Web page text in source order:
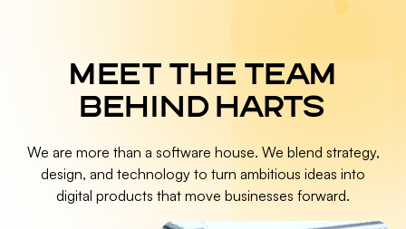
MEET THE TEAM
BEHIND HARTS
We are more than a software house. We blend strategy,
design, and technology to turn ambitious ideas into
digital products that move businesses forward.